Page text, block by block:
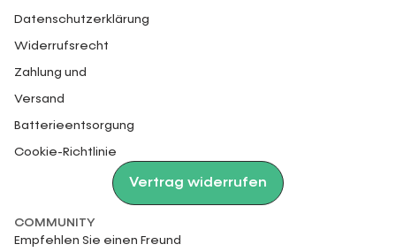
Datenschutzerklärung
Widerrufsrecht
Zahlung und
Versand
Batterieentsorgung
Cookie-Richtlinie
Vertrag widerrufen
COMMUNITY
Empfehlen Sie einen Freund